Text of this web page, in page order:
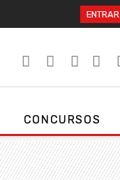
ENTRAR
CONCURSOS